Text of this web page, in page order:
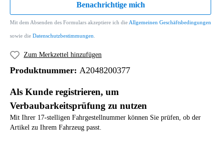
Benachrichtige mich
Mit dem Absenden des Formulars akzeptiere ich die Allgemeinen Geschäftsbedingungen
sowie die Datenschutzbestimmungen
Zum Merkzettel hinzufügen
Produktnummer: A2048200377
Als Kunde registrieren, um
Verbaubarkeitsprüfung zu nutzen
Mit Ihrer 17-stelligen Fahrgestellnummer können Sie prüfen, ob der
Artikel zu Ihrem Fahrzeug passt.